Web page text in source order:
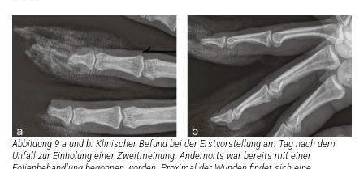
Abbildung 9 a und b: Klinischer Befund bei der Erstvorstellung am Tag nach dem
Unfall zur Einholung einer Zweitmeinung. Andernorts war bereits mit einer